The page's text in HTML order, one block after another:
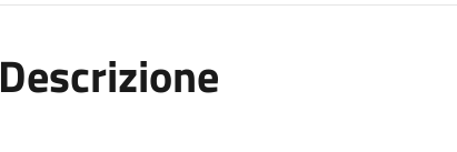
Descrizione